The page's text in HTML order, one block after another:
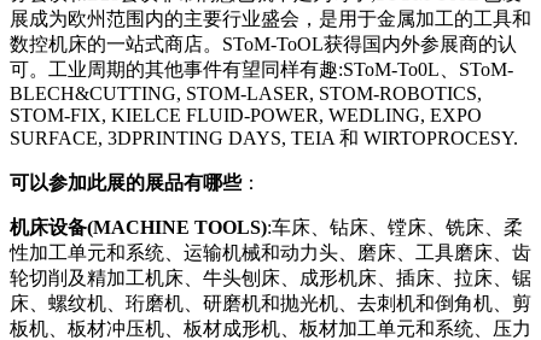
展成为欧州范围内的主要行业盛会，是用于金属加工的工具和
数控机床的一站式商店。SToM-ToOL获得国内外参展商的认
可。工业周期的其他事件有望同样有趣:SToM-To0L、SToM-
BLECH&CUTTING, STOM-LASER, STOM-ROBOTICS,
STOM-FIX, KIELCE FLUID-POWER, WEDLING, EXPO
SURFACE, 3DPRINTING DAYS, TEIA 和 WIRTOPROCESY.
可以参加此展的展品有哪些：
机床设备(MACHINE TOOLS):车床、钻床、镗床、铣床、柔
性加工单元和系统、运输机械和动力头、磨床、工具磨床、齿
轮切削及精加工机床、牛头刨床、成形机床、插床、拉床、锯
床、螺纹机、珩磨机、研磨机和抛光机、去刺机和倒角机、剪
板机、板材冲压机、板材成形机、板材加工单元和系统、压力